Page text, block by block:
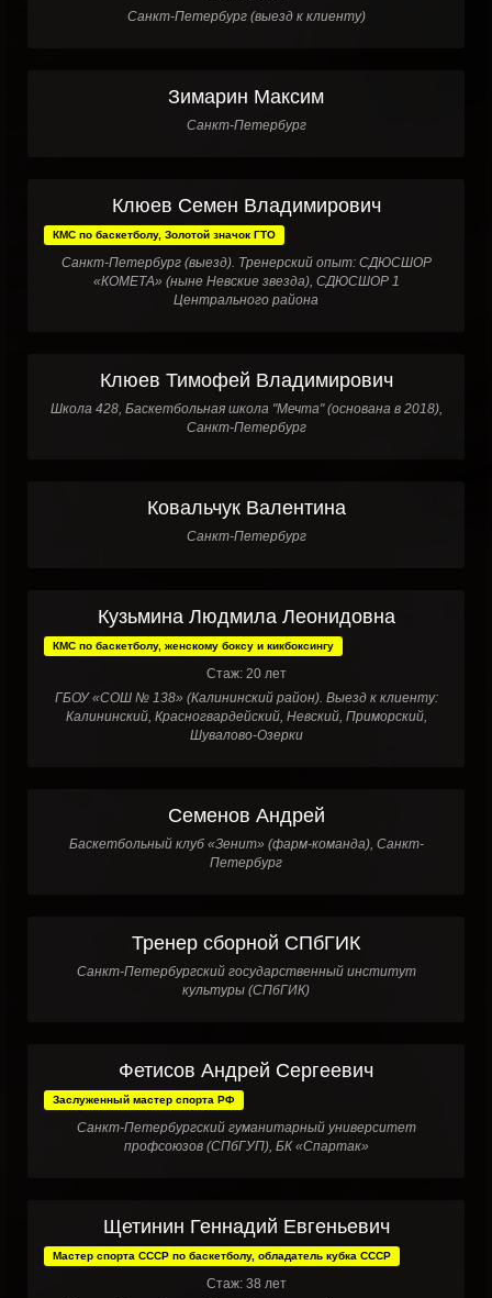
Санкт-Петербург (выезд к клиенту)
Зимарин Максим
Санкт-Петербург
Клюев Семен Владимирович
КМС по баскетболу, Золотой значок ГТО
Санкт-Петербург (выезд). Тренерский опыт: СДЮСШОР
«КОМЕТА» (ныне Невские звезда), СДЮСШОР 1
Центрального района
Клюев Тимофей Владимирович
Школа 428, Баскетбольная школа "Мечта" (основана в 2018),
Санкт-Петербург
Ковальчук Валентина
Санкт-Петербург
Кузьмина Людмила Леонидовна
КМС по баскетболу, женскому боксу и кикбоксингу
Стаж: 20 лет
ГБОУ «СОШ № 138» (Калининский район). Выезд к клиенту:
Калининский, Красногвардейский, Невский, Приморский,
Шувалово-Озерки
Семенов Андрей
Баскетбольный клуб «Зенит» (фарм-команда), Санкт-
Петербург
Тренер сборной СПбГИК
Санкт-Петербургский государственный институт
культуры (СПбГИК)
Фетисов Андрей Сергеевич
Заслуженный мастер спорта РФ
Санкт-Петербургский гуманитарный университет
профсоюзов (СПбГУП), БК «Спартак»
Щетинин Геннадий Евгеньевич
Мастер спорта СССР по баскетболу, обладатель кубка СССР
Стаж: 38 лет